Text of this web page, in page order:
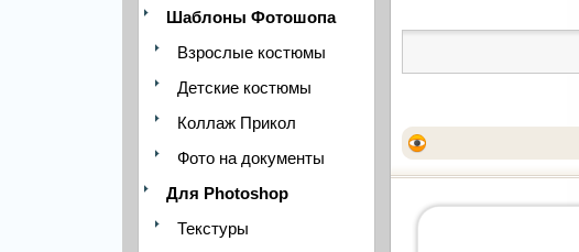
Шаблоны Фотошопа
Взрослые костюмы
Детские костюмы
Коллаж Прикол
Фото на документы
Для Photoshop
Текстуры